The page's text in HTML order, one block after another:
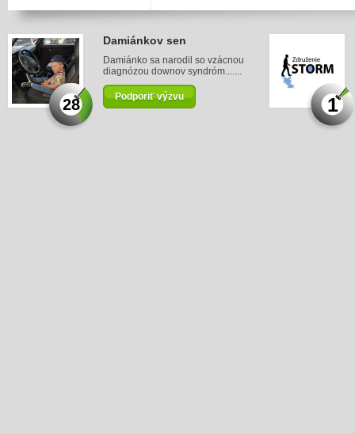
28
Damiánkov sen
Damiánko sa narodil so vzácnou
diagnózou downov syndróm.......
Podporiť výzvu 1